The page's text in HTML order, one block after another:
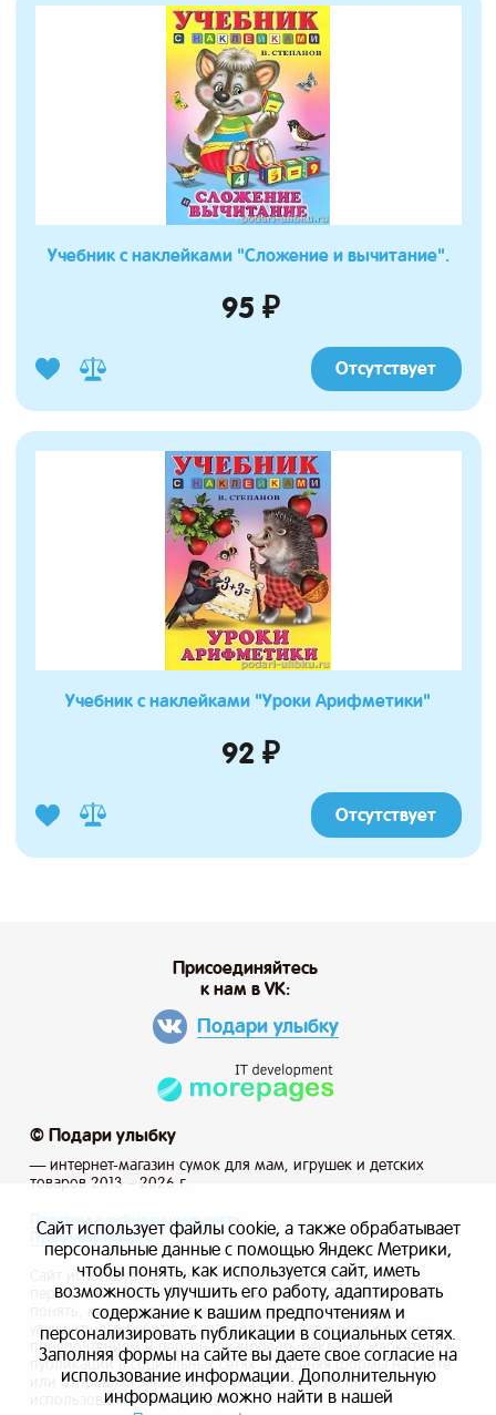
Учебник с наклейками "Сложение и вычитание".
95 ₽
Отсутствует
Учебник с наклейками "Уроки Арифметики"
92 ₽
Отсутствует
© Подари улыбку
— интернет-магазин сумок для мам, игрушек и детских
товаров 2013 – 2026 г.
Присоединяйтесь
к нам в VK:
Подари улыбку
Политика конфиденциальности
Публичная оферта
Сайт использует файлы cookie, а также обрабатывает
персональные данные с помощью Яндекс Метрики, чтобы
понять, как используется сайт, и иметь возможность
улучшить его работу, адаптировать содержание к вашим
предпочтениям и персонализировать рекламу, маркетинг и
публикации в социальных сетях. Заполняя формы на сайте
или отправляя заказ вы даете свое согласие на
использование информации.
Сайт использует файлы cookie, а также обрабатывает
персональные данные с помощью Яндекс Метрики,
чтобы понять, как используется сайт, иметь
возможность улучшить его работу, адаптировать
содержание к вашим предпочтениям и
персонализировать публикации в социальных сетях.
Заполняя формы на сайте вы даете свое согласие на
использование информации. Дополнительную
информацию можно найти в нашей